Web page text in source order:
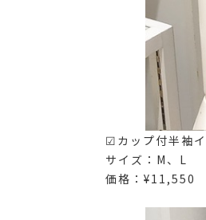
☑︎カップ付半袖
サイズ：M、L
価格：¥11,550